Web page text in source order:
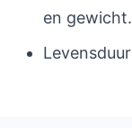
en gewicht.